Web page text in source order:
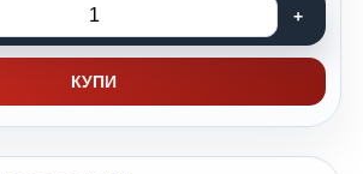
КУПИ